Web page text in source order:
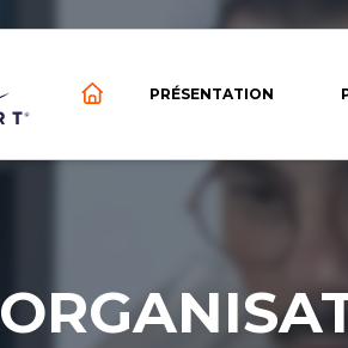
PRÉSENTATION